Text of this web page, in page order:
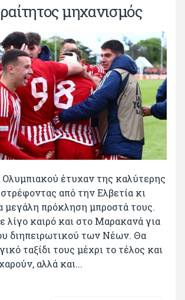
μηχανισμός
Ολυμπιακού έτυχαν της καλύτερης
από την Ελβετία κι
μεγάλη πρόκληση μπροστά τους.
λίγο καιρό και στο Μαρακανά για
διηπειρωτικού των Νέων. Θα
ταξίδι τους μέχρι το τέλος και
αλλά και...